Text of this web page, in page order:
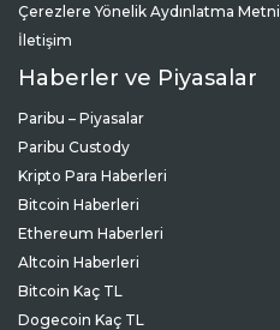
Çerezlere Yönelik Aydınlatma Metni
İletişim
Haberler ve Piyasalar
Paribu – Piyasalar
Paribu Custody
Kripto Para Haberleri
Bitcoin Haberleri
Ethereum Haberleri
Altcoin Haberleri
Bitcoin Kaç TL
Dogecoin Kaç TL